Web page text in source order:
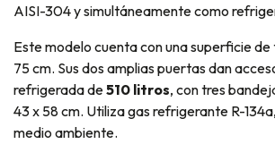
AISI-304 y simultáneamente como
Este modelo cuenta con una superficie
75 cm. Sus dos amplias puertas dan
refrigerada de510 litros, con tres
43 x 58 cm. Utiliza gas refrigerante R-
medio ambiente.